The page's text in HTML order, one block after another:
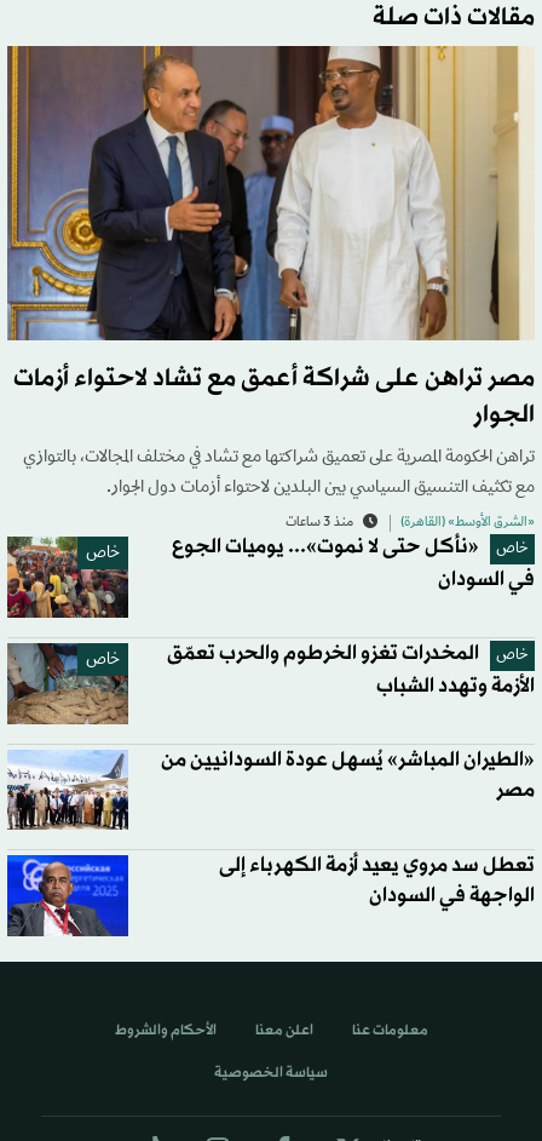
مقالات ذات صلة
مصر تراهن على شراكة أعمق مع تشاد لاحتواء أزمات
الجوار
تراهن الحكومة المصرية على تعميق شراكتها مع تشاد في مختلف المجالات، بالتوازي
مع تكثيف التنسيق السياسي بين البلدين لاحتواء أزمات دول الجوار.
«الشرق الأوسط» (القاهرة) منذ 3 ساعات
خاص خاص
«نأكل حتى لا نموت»... يوميات الجوع
في السودان
خاص خاص
المخدرات تغزو الخرطوم والحرب تعمّق
الأزمة وتهدد الشباب
«الطيران المباشر» يُسهل عودة السودانيين من
مصر
تعطل سد مروي يعيد أزمة الكهرباء إلى
الواجهة في السودان
معلومات عنا اعلن معنا الأحكام والشروط
سياسة الخصوصية